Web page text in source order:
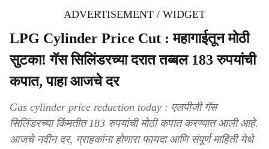
ADVERTISEMENT / WIDGET
LPG Cylinder Price Cut : महागाईतून मोठी
सुटका! गॅस सिलिंडरच्या दरात तब्बल 183 रुपयांची
कपात, पाहा आजचे दर
Gas cylinder price reduction today : एलपीजी गॅस
सिलिंडरच्या किंमतीत 183 रुपयांची मोठी कपात करण्यात आली आहे.
आजचे नवीन दर, ग्राहकांना होणारा फायदा आणि संपूर्ण माहिती येथे